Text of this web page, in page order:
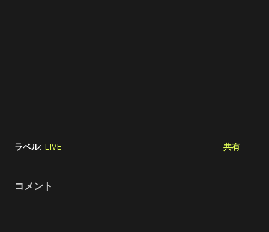
ラベル: LIVE 共有
コメント